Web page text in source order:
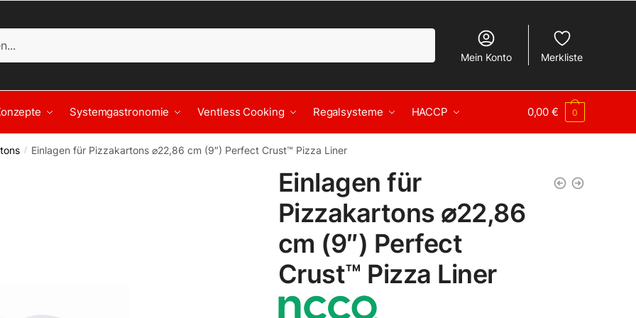
Mein Konto Merkliste
Systemgastronomie Ventless Cooking Regalsysteme HACCP 0,00€ 0
/ Einlagen für Pizzakartons ⌀22,86 cm (9″) Perfect Crust™ Pizza Liner
Einlagen für
Pizzakartons ⌀22,86
cm (9″) Perfect
Crust™ Pizza Liner